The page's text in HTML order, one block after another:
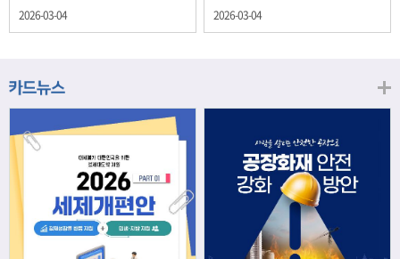
래를 준비하는 첫 걸음이기도 합니다. 입학
니다. 배움이 쌓이는 시간, 인적자본 학교에
가는 과정입니다. 수업을 통해 배우는 전공
지식, 친구들과의 협업, 다양한 활동 속에서
얻는 문제 해결 경험은 모두 개인의 역량으
로 축적됩니다. 경제학에서는 이.......
2026-03-04
을 보이고 있는 개인투자용 국채를 3월에는
20년물 300억원입니다. 그렇다면 3월 개인
1,800억원 ④ 2,000억원 이벤트 안내 응모
기간: 2026년 3월 4일(수) ~ 3월 9일(월) 경
품: 커피쿠폰 (60명) 참여.......
2026-03-04